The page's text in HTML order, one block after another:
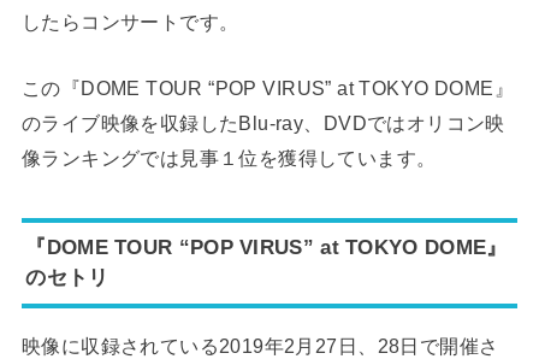
したらコンサートです。
この『DOME TOUR “POP VIRUS” at TOKYO DOME』
のライブ映像を収録したBlu-ray、DVDではオリコン映
像ランキングでは見事１位を獲得しています。
『DOME TOUR “POP VIRUS” at TOKYO DOME』
のセトリ
映像に収録されている2019年2月27日、28日で開催さ